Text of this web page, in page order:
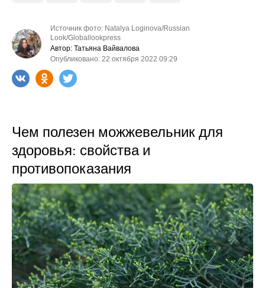
Источник фото: Natalya Loginova/Russian
Look/Globallookpress
Автор: Татьяна Вайвалова
Опубликовано: 22 октября 2022 09:29
Чем полезен можжевельник для
здоровья: свойства и
противопоказания